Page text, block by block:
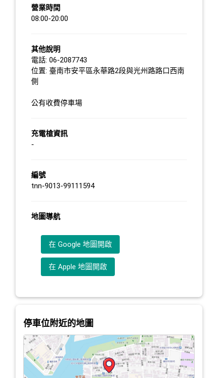
營業時間
08:00-20:00
其他說明
電話: 06-2087743
位置: 臺南市安平區永華路2段與光州路路口西南
側
公有收費停車場
充電槍資訊
-
編號
tnn-9013-99111594
地圖導航
在 Google 地圖開啟
在 Apple 地圖開啟
停車位附近的地圖